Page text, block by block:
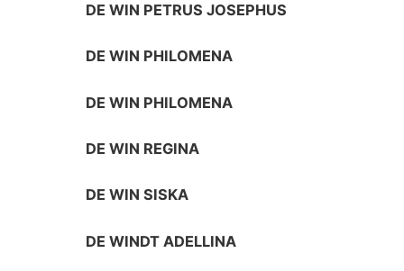
DE WIN PETRUS JOSEPHUS
DE WIN PHILOMENA
DE WIN PHILOMENA
DE WIN REGINA
DE WIN SISKA
DE WINDT ADELLINA